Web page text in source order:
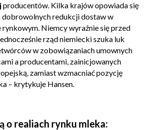
producentów. Kilka krajów opowiada się
dobrowolnych redukcji dostaw w
Niemcy wyraźnie się przed
rząd niemiecki szuka luk
w zobowiązaniach umownych
a producentami, zainicjowanych
zamiast wzmacniać pozycję
– krytykuje Hansen.
o realiach rynku mleka: